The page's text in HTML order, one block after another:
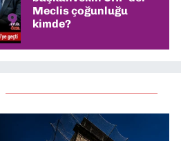
Meclis çoğunluğu
kimde?